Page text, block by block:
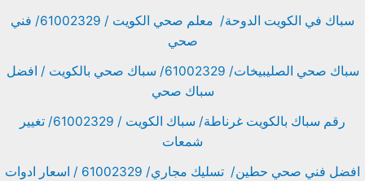
سباك في الكويت الدوحة/ معلم صحي الكويت / 61002329/ فني
صحي
سباك صحي الصليبيخات/ 61002329/ سباك صحي بالكويت / افضل
سباك صحي
رقم سباك بالكويت غرناطة/ سباك الكويت / 61002329/ تغيير
شمعات
افضل فني صحي حطين/ تسليك مجاري/ 61002329 / اسعار ادوات